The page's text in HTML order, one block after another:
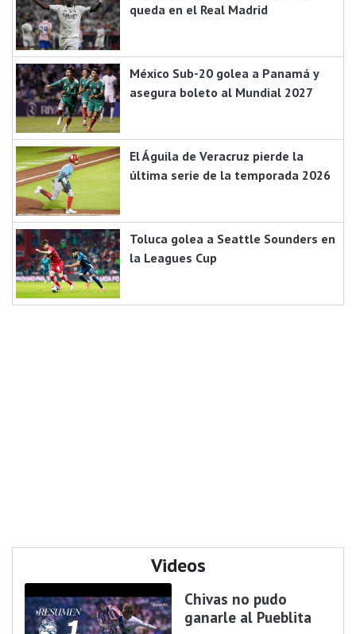
queda en el Real Madrid
México Sub-20 golea a Panamá y
asegura boleto al Mundial 2027
El Águila de Veracruz pierde la
última serie de la temporada 2026
Toluca golea a Seattle Sounders en
la Leagues Cup
Videos
Chivas no pudo
ganarle al Pueblita